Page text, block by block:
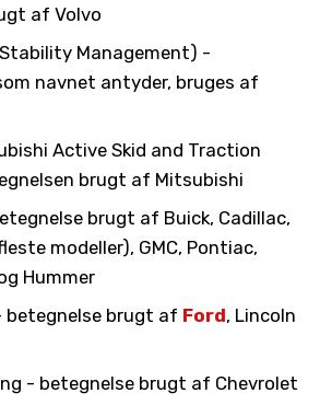
af Volvo
Stability Management) -
navnet antyder, bruges af
Active Skid and Traction
brugt af Mitsubishi
brugt af Buick, Cadillac,
modeller), GMC, Pontiac,
Hummer
betegnelse brugt af Ford, Lincoln
- betegnelse brugt af Chevrolet